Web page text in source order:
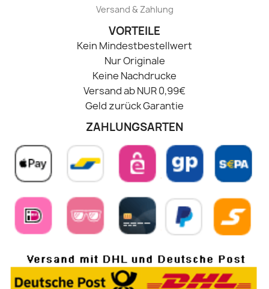
Versand & Zahlung
VORTEILE
Kein Mindestbestellwert
Nur Originale
Keine Nachdrucke
Versand ab NUR 0,99€
Geld zurück Garantie
ZAHLUNGSARTEN